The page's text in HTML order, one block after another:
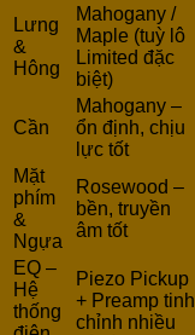
Lưng
&
Hông
Mahogany /
Maple (tuỳ lô
Limited đặc
biệt)
Cần
Mahogany –
ổn định, chịu
lực tốt
Mặt
phím
&
Ngựa
Rosewood –
bền, truyền
âm tốt
EQ –
Hệ
thống
Piezo Pickup
+ Preamp tinh
chỉnh nhiều